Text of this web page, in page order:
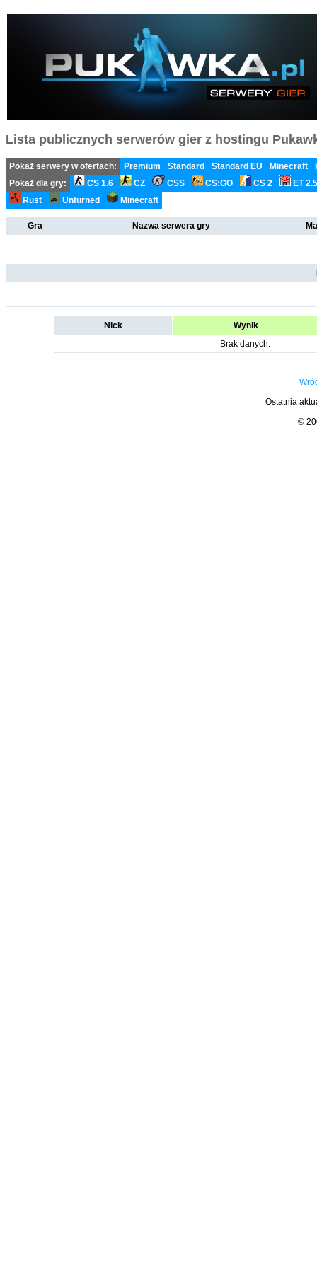
Lista publicznych serwerów gier z hostingu
Pokaż serwery w ofertach: Premium Standard Standard EU Minecraft
Pokaż dla gry:
CS 1.6 CZ CSS CS:GO CS 2
ET
Rust
Unturned Minecraft
Gra Nazwa serwera gry
Nick
Wynik
Brak danych.
Ostatnia
©